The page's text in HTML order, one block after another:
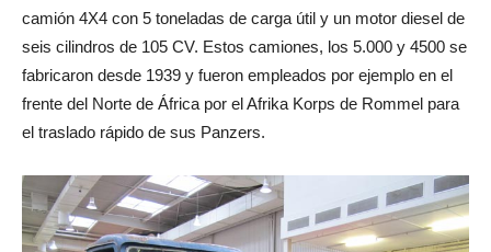
camión 4X4 con 5 toneladas de carga útil y un motor diesel de
seis cilindros de 105 CV. Estos camiones, los 5.000 y 4500 se
fabricaron desde 1939 y fueron empleados por ejemplo en el
frente del Norte de África por el Afrika Korps de Rommel para
el traslado rápido de sus Panzers.